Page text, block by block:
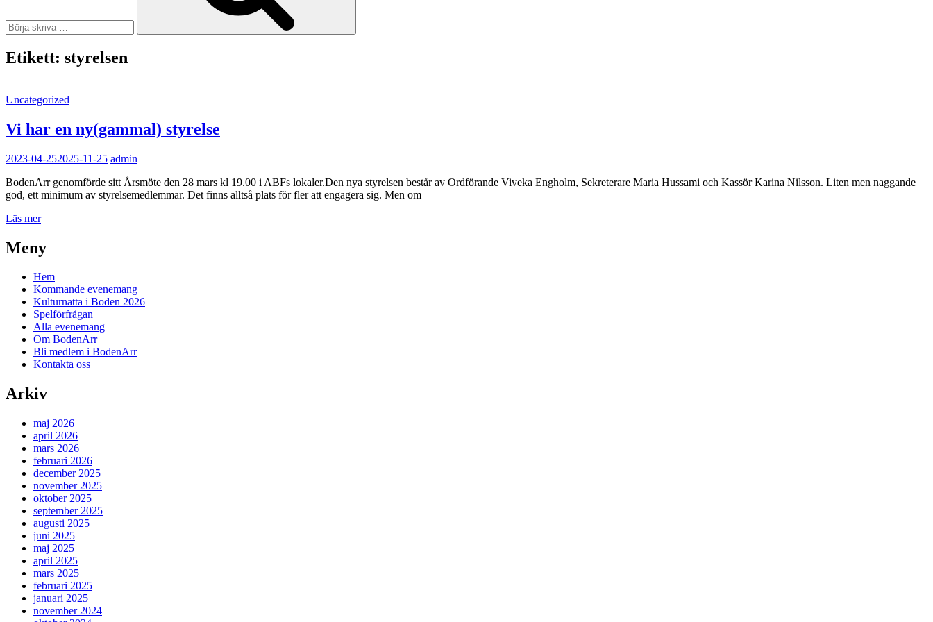
Etikett: styrelsen
Kategorilänkar
Uncategorized
Vi har en ny(gammal) styrelse
2023-04-252025-11-25 admin
BodenArr genomförde sitt Årsmöte den 28 mars kl 19.00 i ABFs lokaler.Den nya styrelsen består av Ordförande Viveka Engholm, Sekreterare Maria Hussami och Kassör Karina Nilsson. Liten men naggande
god, ett minimum av styrelsemedlemmar. Det finns alltså plats för fler att engagera sig. Men om
Läs merVi
ny(gammal)
Meny
Hem
Kommande evenemang
Kulturnatta i Boden 2026
Spelförfrågan
Alla evenemang
Om BodenArr
Bli medlem i BodenArr
Kontakta oss
Arkiv
maj 2026
april 2026
mars 2026
februari 2026
december 2025
november 2025
oktober 2025
september 2025
augusti 2025
juni 2025
maj 2025
april 2025
mars 2025
februari 2025
januari 2025
november 2024